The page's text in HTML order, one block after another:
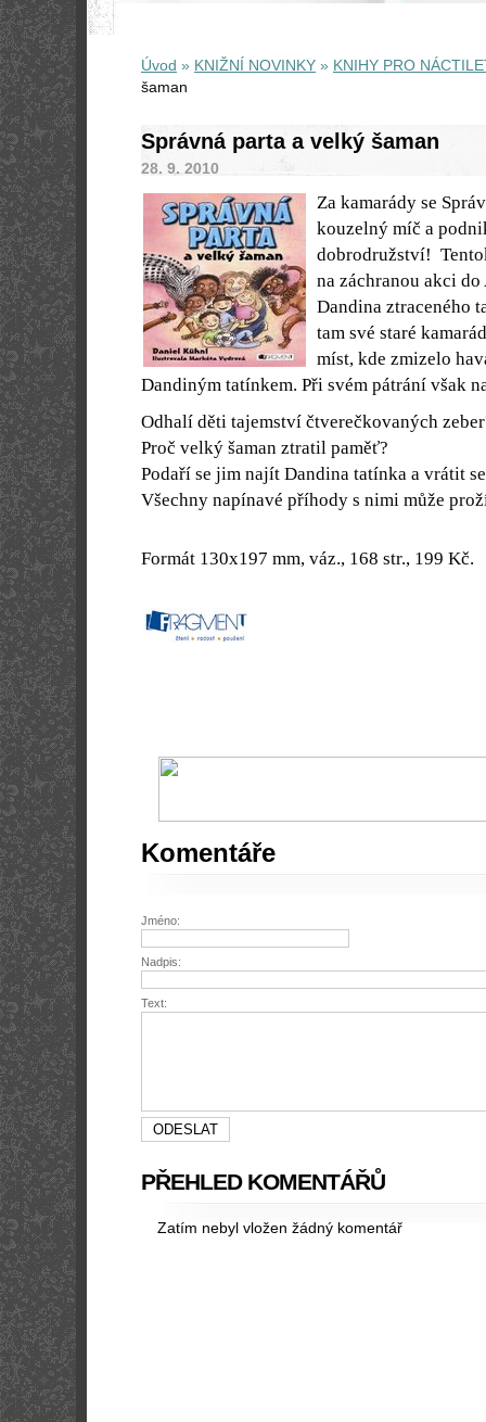
Úvod » KNIŽNÍ NOVINKY » KNIHY PRO
šaman
Správná parta a velký šaman
28. 9. 2010
Za kamarády se
kouzelný míč a
dobrodružství!
na záchranou akci
Dandina ztraceného
tam své staré
míst, kde zmizelo
Dandiným tatínkem. Při svém pátrání však
Odhalí děti tajemství čtverečkovaných
Proč velký šaman ztratil paměť?
Podaří se jim najít Dandina tatínka a vrátit
Všechny napínavé příhody s nimi může
Formát 130x197 mm, váz., 168 str., 199 Kč.
Komentáře
Jméno:
Nadpis:
Text:
PŘEHLED KOMENTÁŘŮ
Zatím nebyl vložen žádný komentář